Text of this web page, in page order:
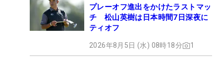
プレーオフ進出をかけたラストマッ
チ 松山英樹は日本時間7日深夜に
ティオフ
2026年8月5日 (水) 08時18分 1